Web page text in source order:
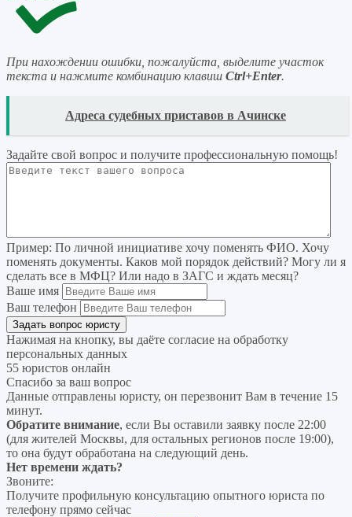
При нахождении ошибки, пожалуйста, выделите участок
текста и нажмите комбинацию клавиш Ctrl+Enter.
Адреса судебных приставов в Ачинске
Задайте свой вопрос и получите профессиональную помощь!
Пример: По личной инициативе хочу поменять ФИО. Хочу
поменять документы. Каков мой порядок действий? Могу ли я
сделать все в МФЦ? Или надо в ЗАГС и ждать месяц?
Ваше имя
Ваш телефон
Нажимая на кнопку, вы даёте согласие на обработку
персональных данных
55 юристов онлайн
Спасибо за ваш вопрос
Данные отправлены юристу, он перезвонит Вам в течение 15
минут.
Обратите внимание, если Вы оставили заявку после 22:00
(для жителей Москвы, для остальных регионов после 19:00),
то она будут обработана на следующий день.
Нет времени ждать?
Звоните:
Получите профильную консультацию опытного юриста по
телефону прямо сейчас